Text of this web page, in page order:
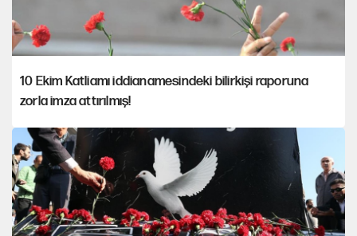
10 Ekim Katliamı iddianamesindeki bilirkişi raporuna
zorla imza attırılmış!